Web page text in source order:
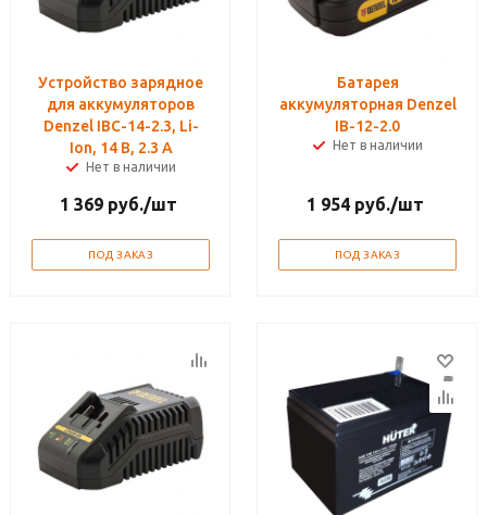
Устройство зарядное
для аккумуляторов
Denzel IBC-14-2.3, Li-
Ion, 14 В, 2.3 А
Нет в наличии
1 369 руб./шт
ПОД ЗАКАЗ
Батарея
аккумуляторная Denzel
IB-12-2.0
Нет в наличии
1 954 руб./шт
ПОД ЗАКАЗ